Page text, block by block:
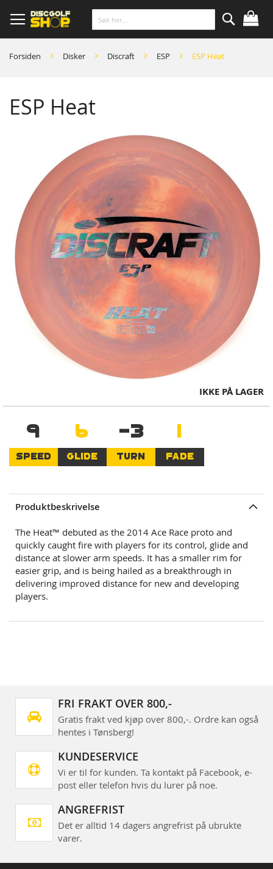
to
Content
Søk
Forsiden Disker Discraft ESP ESP Heat
ESP Heat
images
gallery
to
beginning
the
images
IKKE PÅ LAGER
9
SPEED
6
GLIDE
-3
TURN
1
FADE
Produktbeskrivelse
The Heat™ debuted as the 2014 Ace Race proto and
quickly caught fire with players for its control, glide and
distance at slower arm speeds. It has a smaller rim for
easier grip, and is being hailed as a breakthrough in
delivering improved distance for new and developing
players.
FRI FRAKT OVER 800,-
Gratis frakt ved kjøp over 800,-. Ordre kan også
hentes i Tønsberg!
KUNDESERVICE
Vi er til for kunden. Ta kontakt på Facebook, e-
post eller telefon hvis du lurer på noe.
ANGREFRIST
Det er alltid 14 dagers angrefrist på ubrukte
varer.